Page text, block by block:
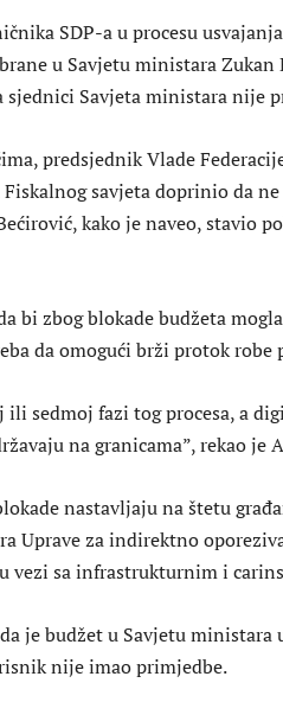
SDP-a u procesu
u Savjetu ministara Zukan
sjednici Savjeta ministara nije
predsjednik Vlade
savjeta doprinio da
kako je naveo, stavio
bi zbog blokade budžeta
da omogući brži protok robe
ili sedmoj fazi tog procesa, a
na granicama”, rekao je
nastavljaju na štetu
Uprave za indirektno
vezi sa infrastrukturnim i
je budžet u Savjetu ministara
nije imao primjedbe.